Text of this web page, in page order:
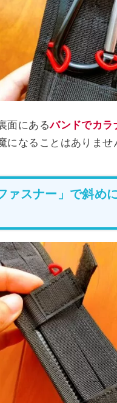
面にあるバンドでカラ
になることはありませ
スナー」で斜め